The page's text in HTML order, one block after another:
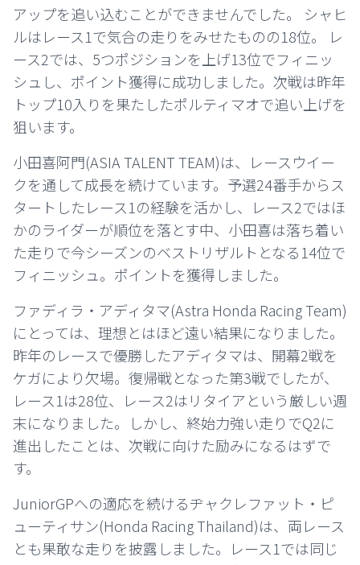
アップを追い込むことができませんでした。 シャヒ
ルはレース1で気合の走りをみせたものの18位。 レ
ース2では、5つポジションを上げ13位でフィニッ
シュし、ポイント獲得に成功しました。次戦は昨年
トップ10入りを果たしたポルティマオで追い上げを
狙います。
小田喜阿門(ASIA TALENT TEAM)は、レースウイー
クを通して成長を続けています。予選24番手からス
タートしたレース1の経験を活かし、レース2ではほ
かのライダーが順位を落とす中、小田喜は落ち着い
た走りで今シーズンのベストリザルトとなる14位で
フィニッシュ。ポイントを獲得しました。
ファディラ・アディタマ(Astra Honda Racing Team)
にとっては、理想とはほど遠い結果になりました。
昨年のレースで優勝したアディタマは、開幕2戦を
ケガにより欠場。復帰戦となった第3戦でしたが、
レース1は28位、レース2はリタイアという厳しい週
末になりました。しかし、終始力強い走りでQ2に
進出したことは、次戦に向けた励みになるはずで
す。
JuniorGPへの適応を続けるヂャクレファット・ピ
ューティサン(Honda Racing Thailand)は、両レース
とも果敢な走りを披露しました。レース1では同じ